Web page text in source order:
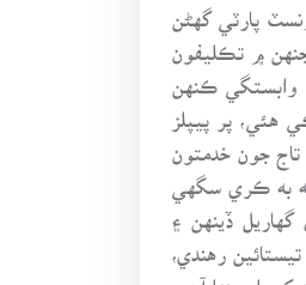
ڪجي. ڪميونسٽ پارٽي گهڻن
۾ تڪليفون
وابستگي ڪنهن
پر پيپلز
جون خدمتون
به ڪري سگهي
ڏينهن ۽
رهندي،
ارپيندا آهن.